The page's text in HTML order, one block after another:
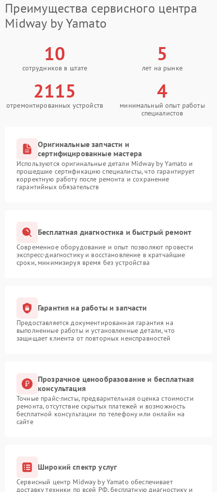
Преимущества сервисного центра
Midway by Yamato
10
сотрудников в штате
5
лет на рынке
2115
отремонтированных устройств
4
минимальный опыт работы
специалистов
Оригинальные запчасти и
сертифицированные мастера
Используются оригинальные детали Midway by Yamato и
прошедшие сертификацию специалисты, что гарантирует
корректную работу после ремонта и сохранение
гарантийных обязательств
Бесплатная диагностика и быстрый ремонт
Современное оборудование и опыт позволяют провести
экспресс-диагностику и восстановление в кратчайшие
сроки, минимизируя время без устройства
Гарантия на работы и запчасти
Предоставляется документированная гарантия на
выполненные работы и установленные детали, что
защищает клиента от повторных неисправностей
Прозрачное ценообразование и бесплатная
консультация
Точные прайс-листы, предварительная оценка стоимости
ремонта, отсутствие скрытых платежей и возможность
бесплатной консультации по телефону или онлайн на
сайте
Широкий спектр услуг
Сервисный центр Midway by Yamato обеспечивает
доставку техники по всей РФ, бесплатную диагностику и